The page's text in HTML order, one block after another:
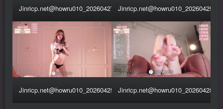
Jinricp.net@howru010_20260427_015
Jinricp.net@howru010_20260425_012